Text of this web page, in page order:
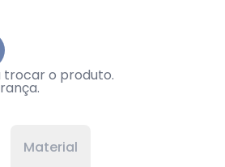
o produto.
Material